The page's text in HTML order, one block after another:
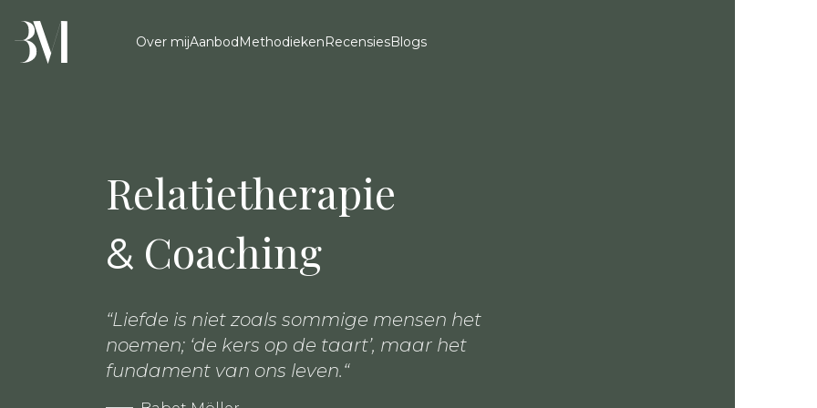
Over mijAanbodMethodiekenRecensiesBlogs
Relatietherapie
& Coaching
“Liefde is niet zoals sommige mensen het
noemen; ‘de kers op de taart’, maar het
fundament van ons leven.“